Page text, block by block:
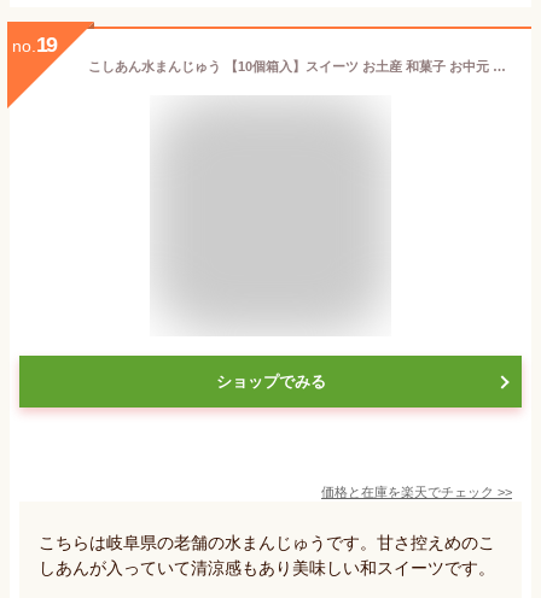
no. 19
こしあん水まんじゅう 【10個箱入】スイーツ お土産 和菓子 お中元 お菓子 和スイーツ 詰め合わせ 贈り物 低カロリー 手土産 お茶菓子 水饅頭 葛まんじゅう 菓子折り 岐阜県 老舗 水まんじゅう あんこ 誕生日プレゼント 内祝い 退職 お供え プレゼント お返し 送料無料
ショップでみる
価格と在庫を楽天でチェック >>
こちらは岐阜県の老舗の水まんじゅうです。甘さ控えめのこ
しあんが入っていて清涼感もあり美味しい和スイーツです。